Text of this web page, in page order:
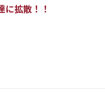
に拡散！！